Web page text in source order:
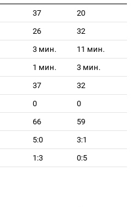
37
20
26
32
3 мин.
11 мин.
1 мин.
3 мин.
37
32
0
0
66
59
5:0
3:1
1:3 0:5